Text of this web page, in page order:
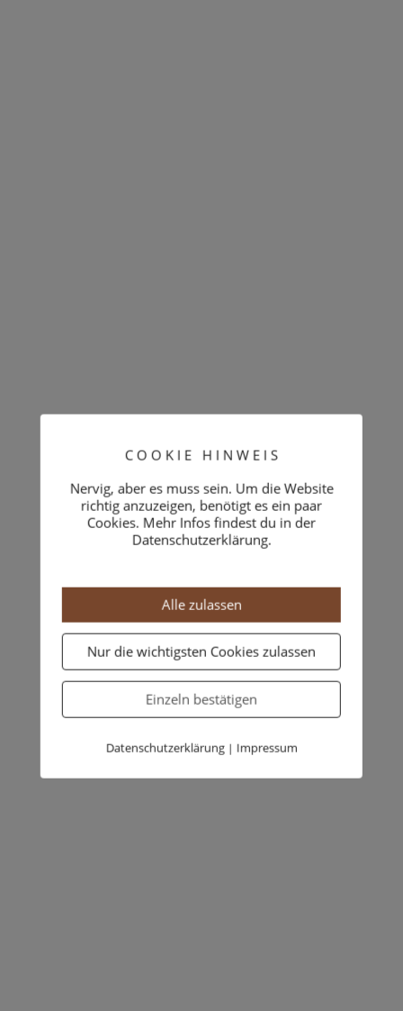
C O O K I E H I N W E I S
Nervig, aber es muss sein. Um die Website
richtig anzuzeigen, benötigt es ein paar
Cookies. Mehr Infos findest du in der
Datenschutzerklärung.
Alle zulassen
Nur die wichtigsten Cookies zulassen
Einzeln bestätigen
Datenschutzerklärung| Impressum